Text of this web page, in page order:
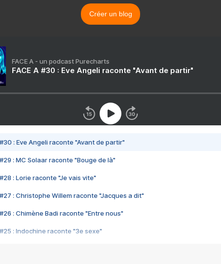
Créer un blog
FACE A - un podcast Purecharts
FACE A #30 : Eve Angeli raconte "Avant de partir"
#30 : Eve Angeli raconte "Avant de partir"
#29 : MC Solaar raconte "Bouge de là"
#28 : Lorie raconte "Je vais vite"
#27 : Christophe Willem raconte "Jacques a dit"
#26 : Chimène Badi raconte "Entre nous"
#25 : Indochine raconte "3e sexe"